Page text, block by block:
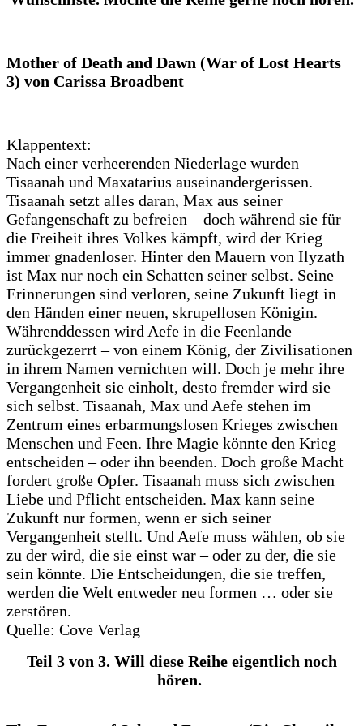
Mother of Death and Dawn (War of Lost Hearts
3) von Carissa Broadbent
Klappentext:
Nach einer verheerenden Niederlage wurden
Tisaanah und Maxatarius auseinandergerissen.
Tisaanah setzt alles daran, Max aus seiner
Gefangenschaft zu befreien – doch während sie für
die Freiheit ihres Volkes kämpft, wird der Krieg
immer gnadenloser. Hinter den Mauern von Ilyzath
ist Max nur noch ein Schatten seiner selbst. Seine
Erinnerungen sind verloren, seine Zukunft liegt in
den Händen einer neuen, skrupellosen Königin.
Währenddessen wird Aefe in die Feenlande
zurückgezerrt – von einem König, der Zivilisationen
in ihrem Namen vernichten will. Doch je mehr ihre
Vergangenheit sie einholt, desto fremder wird sie
sich selbst. Tisaanah, Max und Aefe stehen im
Zentrum eines erbarmungslosen Krieges zwischen
Menschen und Feen. Ihre Magie könnte den Krieg
entscheiden – oder ihn beenden. Doch große Macht
fordert große Opfer. Tisaanah muss sich zwischen
Liebe und Pflicht entscheiden. Max kann seine
Zukunft nur formen, wenn er sich seiner
Vergangenheit stellt. Und Aefe muss wählen, ob sie
zu der wird, die sie einst war – oder zu der, die sie
sein könnte. Die Entscheidungen, die sie treffen,
werden die Welt entweder neu formen … oder sie
zerstören.
Quelle: Cove Verlag
Teil 3 von 3. Will diese Reihe eigentlich noch
hören.